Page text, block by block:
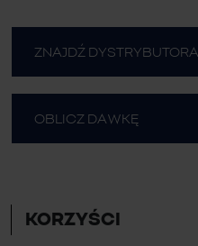
ZNAJDŹ DYSTRYBUTORA
OBLICZ DAWKĘ
KORZYŚCI